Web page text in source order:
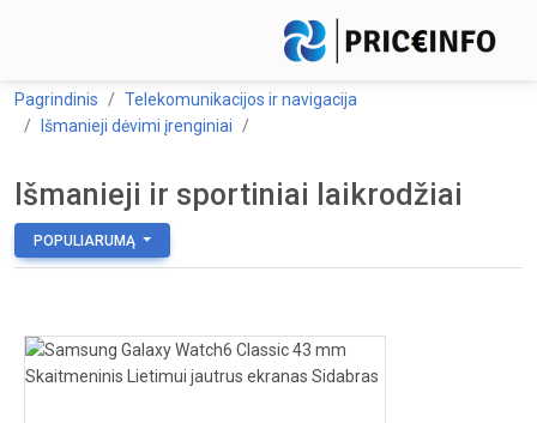
Pagrindinis
Telekomunikacijos ir navigacija
Išmanieji dėvimi įrenginiai
Išmanieji ir sportiniai laikrodžiai
POPULIARUMĄ